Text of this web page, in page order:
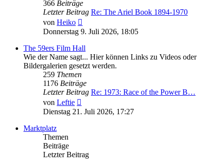
366 Beiträge
Letzter Beitrag Re: The Ariel Book 1894-1970
von Heiko
Beitrag
Donnerstag 9. Juli 2026, 18:05
The 59ers Film Hall
Wie der Name sagt... Hier können Links zu Videos oder
Bildergalerien gesetzt werden.
259 Themen
1176 Beiträge
Letzter Beitrag Re: 1973: Race of the Power B…
von Leftie
Beitrag
Dienstag 21. Juli 2026, 17:27
Marktplatz
Themen
Beiträge
Letzter Beitrag